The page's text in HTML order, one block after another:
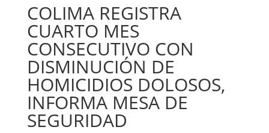
COLIMA REGISTRA
CUARTO MES
CONSECUTIVO CON
DISMINUCIÓN DE
HOMICIDIOS DOLOSOS,
INFORMA MESA DE
SEGURIDAD